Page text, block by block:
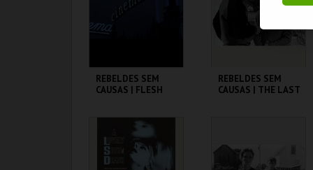
COMPRAR
REBELDES SEM
CAUSAS | FLESH
CINEMATECA
REBELDES SEM
CAUSAS | THE LAST